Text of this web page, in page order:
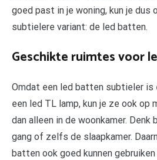
goed past in je woning, kun je dus
subtielere variant: de led batten.
Geschikte ruimtes voor
Omdat een led batten subtieler is
een led TL lamp, kun je ze ook op
dan alleen in de woonkamer. Denk
gang of zelfs de slaapkamer.
batten ook goed kunnen gebruiken